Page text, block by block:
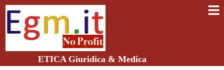
ETICA Giuridica & Medica